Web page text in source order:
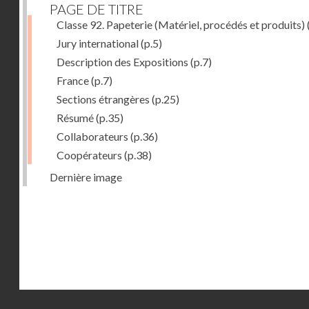
PAGE DE TITRE
Classe 92. Papeterie (Matériel, procédés et produits)
Jury international(p.5)
Description des Expositions (p.7)
France(p.7)
Sections étrangères (p.25)
Résumé(p.35)
Collaborateurs (p.36)
Coopérateurs (p.38)
Dernière image